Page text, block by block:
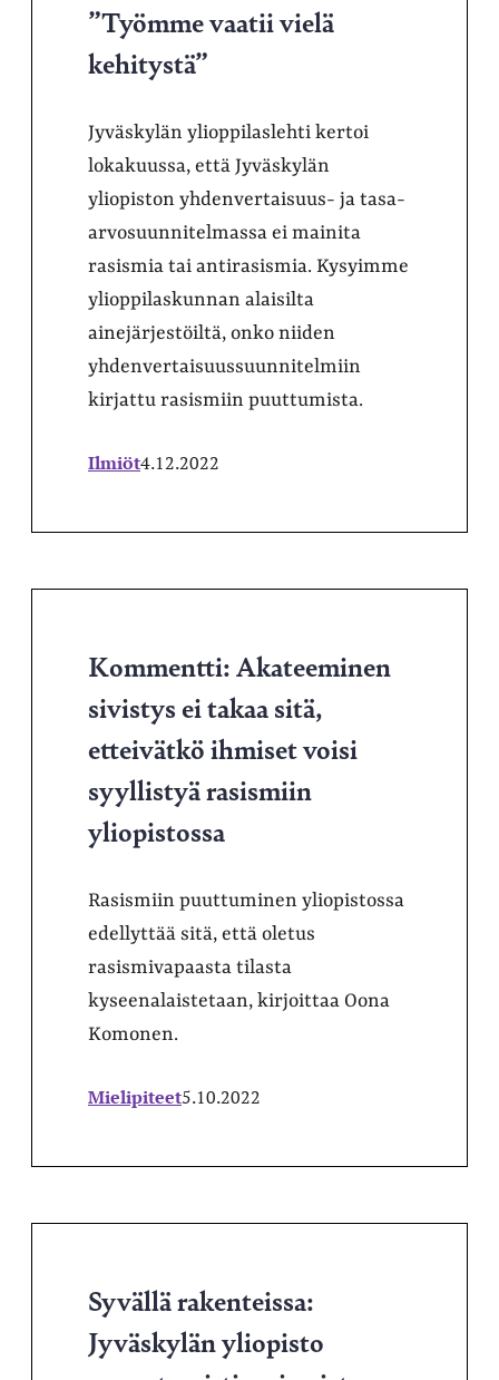
”Työmme vaatii vielä
kehitystä”
Jyväskylän ylioppilaslehti kertoi
lokakuussa, että Jyväskylän
yliopiston yhdenvertaisuus- ja tasa-
arvosuunnitelmassa ei mainita
rasismia tai antirasismia. Kysyimme
ylioppilaskunnan alaisilta
ainejärjestöiltä, onko niiden
yhdenvertaisuussuunnitelmiin
kirjattu rasismiin puuttumista.
Ilmiöt4.12.2022
Kommentti: Akateeminen
sivistys ei takaa sitä,
etteivätkö ihmiset voisi
syyllistyä rasismiin
yliopistossa
Rasismiin puuttuminen yliopistossa
edellyttää sitä, että oletus
rasismivapaasta tilasta
kyseenalaistetaan, kirjoittaa Oona
Komonen.
Mielipiteet5.10.2022
Syvällä rakenteissa:
Jyväskylän yliopisto